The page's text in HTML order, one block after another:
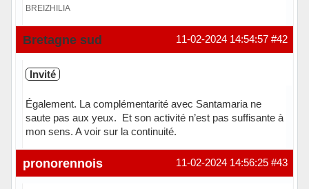
BREIZHILIA
Hors ligne #42
11-02-2024 14:54:57
Bretagne sud
Invité
Également. La complémentarité avec Santamaria ne
saute pas aux yeux. Et son activité n’est pas suffisante à
mon sens. A voir sur la continuité.
#43
11-02-2024 14:56:25
pronorennois